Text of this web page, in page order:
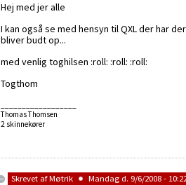
Hej med jer alle
I kan også se med hensyn til QXL der har
bliver budt op...
med venlig toghilsen :roll: :roll: :roll:
Togthom
Thomas Thomsen
2 skinnekører
Skrevet afMøtrik Mandag d. 9/6/2008 -